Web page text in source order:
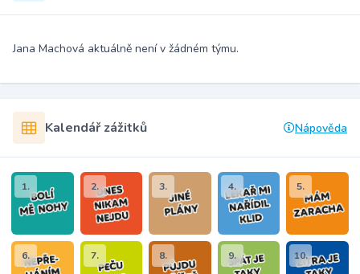
Jana Machová aktuálně není v žádném týmu.
Kalendář zážitků Nápověda
1. 2. 3. 4. 5.
6. 7. 8. 9. 10.